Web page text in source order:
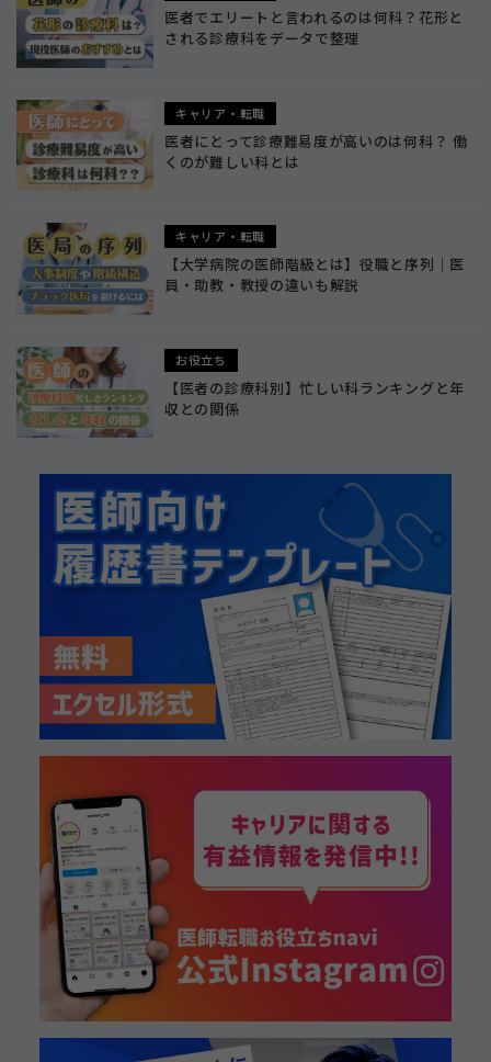
医者でエリートと言われるのは何科？花形と
される診療科をデータで整理
キャリア・転職
医者にとって診療難易度が高いのは何科？ 働
くのが難しい科とは
キャリア・転職
【大学病院の医師階級とは】役職と序列｜医
員・助教・教授の違いも解説
お役立ち
【医者の診療科別】忙しい科ランキングと年
収との関係